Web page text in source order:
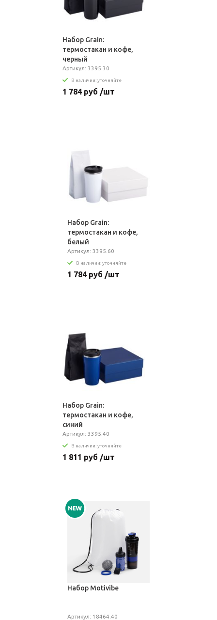
Набор Grain:
термостакан и кофе,
черный
Артикул: 3395.30
В наличии: уточняйте
1 784 руб /шт
Набор Grain:
термостакан и кофе,
белый
Артикул: 3395.60
В наличии: уточняйте
1 784 руб /шт
Набор Grain:
термостакан и кофе,
синий
Артикул: 3395.40
В наличии: уточняйте
1 811 руб /шт
Набор Motivibe
Артикул: 18464.40